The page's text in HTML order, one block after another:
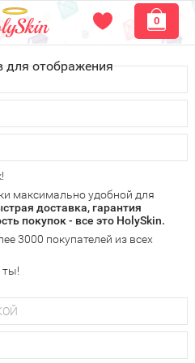
0
для отображения
городам России.
Почтой России или
PickPoint или пункте
осуществляется ужена
получитьбесплатную
и оплаты в Вашем городе
любым удобным способом:
банк, Сбербанк) и другими
максимально удобной для
доставка, гарантия
покупок - все это HolySkin.
3000 покупателей из всех
ты!
Ваши вопросы по работе
по товарам, рассказать о